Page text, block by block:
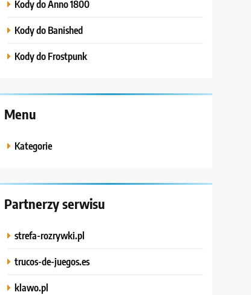
Kody do Anno 1800
Kody do Banished
Kody do Frostpunk
Menu
Kategorie
Partnerzy serwisu
strefa-rozrywki.pl
trucos-de-juegos.es
klawo.pl